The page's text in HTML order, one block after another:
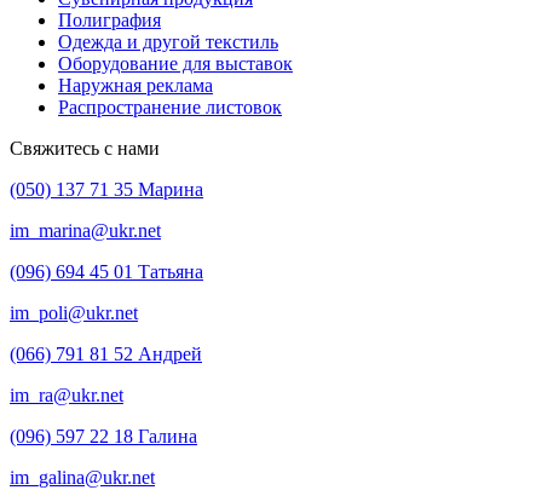
Полиграфия
Одежда и другой текстиль
Оборудование для выставок
Наружная реклама
Распространение листовок
Свяжитесь с нами
(050) 137 71 35 Марина
im_marina@ukr.net
(096) 694 45 01 Татьяна
im_poli@ukr.net
(066) 791 81 52 Андрей
im_ra@ukr.net
(096) 597 22 18 Галина
im_galina@ukr.net